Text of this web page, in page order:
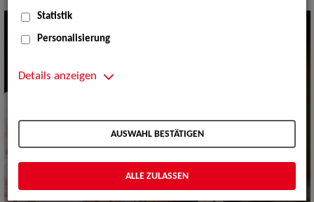
Statistik
Personalisierung
Details anzeigen
AUSWAHL BESTÄTIGEN
ALLE ZULASSEN